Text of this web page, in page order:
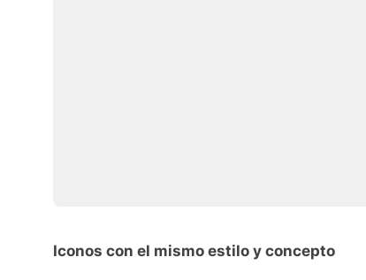
Iconos con el mismo estilo y concepto